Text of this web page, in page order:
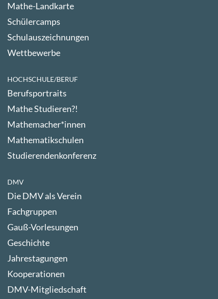
Mathe-Landkarte
Schülercamps
Schulauszeichnungen
Wettbewerbe
HOCHSCHULE/BERUF
Berufsportraits
Mathe Studieren?!
Mathemacher*innen
Mathematikschulen
Studierendenkonferenz
DMV
Die DMV als Verein
Fachgruppen
Gauß-Vorlesungen
Geschichte
Jahrestagungen
Kooperationen
DMV-Mitgliedschaft